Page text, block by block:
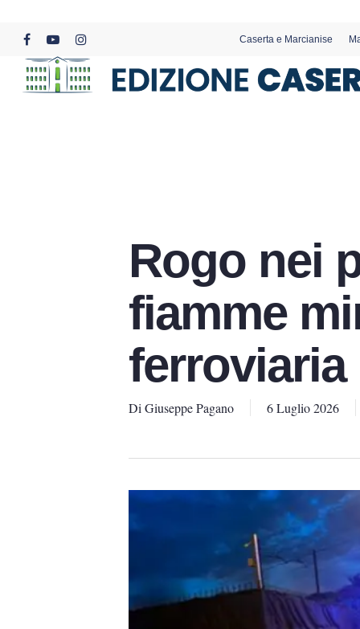
content
facebookyoutubeinstagram
Caserta e Marcianise
Rogo nei
fiamme
ferroviaria
Di Giuseppe Pagano 6 Luglio 2026